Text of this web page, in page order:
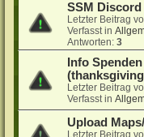
SSM
Letzter Beitrag
Verfasst in
Antworten:3
Info
Letzter Beitrag
Verfasst in
Upload
Letzter Beitrag